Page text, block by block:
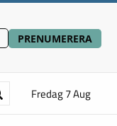
PRENUMERERA
Fredag 7 Aug